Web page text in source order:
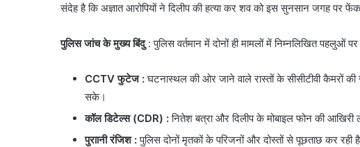
संदेह है कि अज्ञात आरोपियों ने दिलीप की हत्या कर शव को इस सुनसान जगह पर
पुलिस जांच के मुख्य बिंदु: पुलिस वर्तमान में दोनों ही मामलों में निम्नलिखित पहलुओं
CCTV फुटेज :घटनास्थल की ओर जाने वाले रास्तों के सीसीटीवी कैमरों की
सके।
कॉल डिटेल्स (CDR) :नितेश बत्रा और दिलीप के मोबाइल फोन की
पुराानी रंजिश :पुलिस दोनों मृतकों के परिजनों और दोस्तों से पूछताछ कर रही